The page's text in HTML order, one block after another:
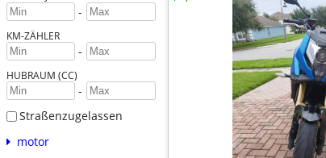
-
KM-ZÄHLER
-
HUBRAUM (CC)
-
Straßenzugelassen
motor